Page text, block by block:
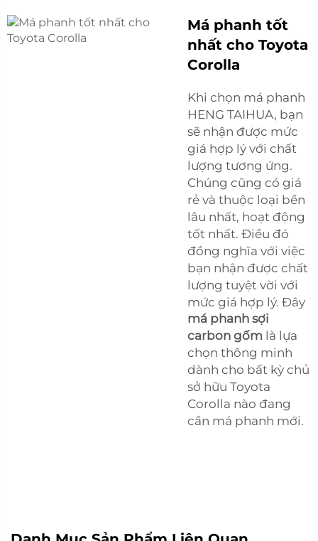
Má phanh tốt
nhất cho Toyota
Corolla
Khi chọn má phanh
HENG TAIHUA, bạn
sẽ nhận được mức
giá hợp lý với chất
lượng tương ứng.
Chúng cũng có giá
rẻ và thuộc loại bền
lâu nhất, hoạt động
tốt nhất. Điều đó
đồng nghĩa với việc
bạn nhận được chất
lượng tuyệt vời với
mức giá hợp lý. Đây
má phanh sợi
carbon gốm là lựa
chọn thông minh
dành cho bất kỳ chủ
sở hữu Toyota
Corolla nào đang
cần má phanh mới.